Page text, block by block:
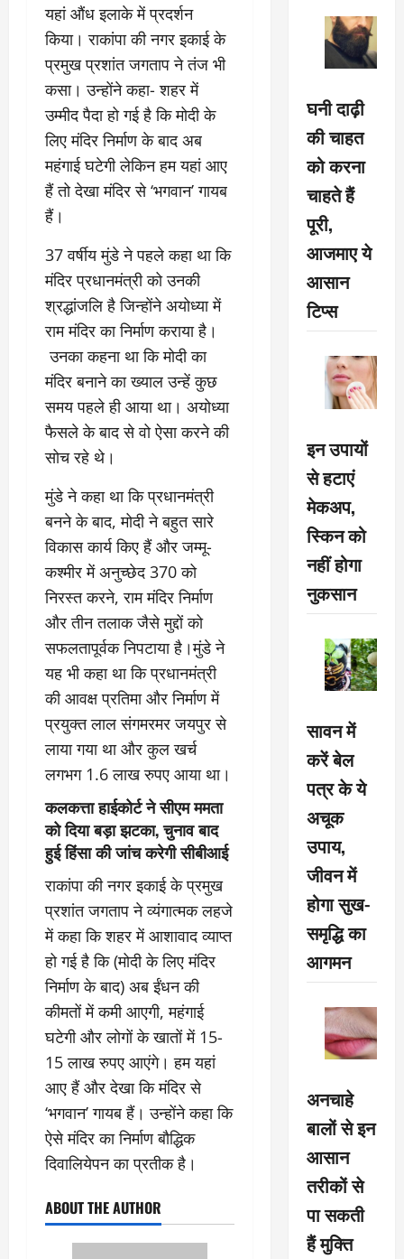
यहां औंध इलाके में प्रदर्शन
किया। राकांपा की नगर इकाई के
प्रमुख प्रशांत जगताप ने तंज भी
कसा। उन्होंने कहा- शहर में
उम्मीद पैदा हो गई है कि मोदी के
लिए मंदिर निर्माण के बाद अब
महंगाई घटेगी लेकिन हम यहां आए
हैं तो देखा मंदिर से ‘भगवान’ गायब
हैं।
37 वर्षीय मुंडे ने पहले कहा था कि
मंदिर प्रधानमंत्री को उनकी
श्रद्धांजलि है जिन्होंने अयोध्या में
राम मंदिर का निर्माण कराया है।
उनका कहना था कि मोदी का
मंदिर बनाने का ख्याल उन्हें कुछ
समय पहले ही आया था। अयोध्या
फैसले के बाद से वो ऐसा करने की
सोच रहे थे।
मुंडे ने कहा था कि प्रधानमंत्री
बनने के बाद, मोदी ने बहुत सारे
विकास कार्य किए हैं और जम्मू-
कश्मीर में अनुच्छेद 370 को
निरस्त करने, राम मंदिर निर्माण
और तीन तलाक जैसे मुद्दों को
सफलतापूर्वक निपटाया है।मुंडे ने
यह भी कहा था कि प्रधानमंत्री
की आवक्ष प्रतिमा और निर्माण में
प्रयुक्त लाल संगमरमर जयपुर से
लाया गया था और कुल खर्च
लगभग 1.6 लाख रुपए आया था।
कलकत्ता हाईकोर्ट ने सीएम ममता
को दिया बड़ा झटका, चुनाव बाद
हुई हिंसा की जांच करेगी सीबीआई
राकांपा की नगर इकाई के प्रमुख
प्रशांत जगताप ने व्यंगात्मक लहजे
में कहा कि शहर में आशावाद व्याप्त
हो गई है कि (मोदी के लिए मंदिर
निर्माण के बाद) अब ईंधन की
कीमतों में कमी आएगी, महंगाई
घटेगी और लोगों के खातों में 15-
15 लाख रुपए आएंगे। हम यहां
आए हैं और देखा कि मंदिर से
‘भगवान’ गायब हैं। उन्होंने कहा कि
ऐसे मंदिर का निर्माण बौद्धिक
दिवालियेपन का प्रतीक है।
ABOUT THE AUTHOR
घनी दाढ़ी
की चाहत
को करना
चाहते हैं
पूरी,
आजमाए ये
आसान
टिप्स
इन उपायों
से हटाएं
मेकअप,
स्किन को
नहीं होगा
नुकसान
सावन में
करें बेल
पत्र के ये
अचूक
उपाय,
जीवन में
होगा सुख-
समृद्धि का
आगमन
अनचाहे
बालों से इन
आसान
तरीकों से
पा सकती
हैं मुक्ति